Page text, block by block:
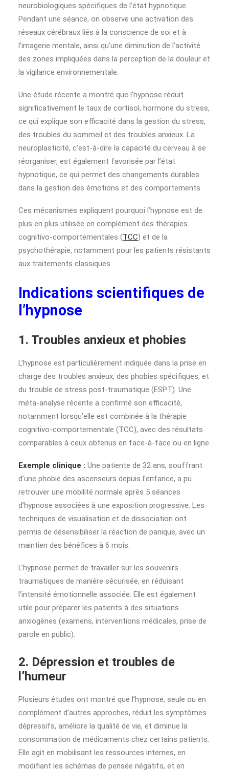
neurobiologiques spécifiques de l’état hypnotique.
Pendant une séance, on observe une activation des
réseaux cérébraux liés à la conscience de soi et à
l’imagerie mentale, ainsi qu’une diminution de l’activité
des zones impliquées dans la perception de la douleur et
la vigilance environnementale.
Une étude récente a montré que l’hypnose réduit
significativement le taux de cortisol, hormone du stress,
ce qui explique son efficacité dans la gestion du stress,
des troubles du sommeil et des troubles anxieux. La
neuroplasticité, c’est-à-dire la capacité du cerveau à se
réorganiser, est également favorisée par l’état
hypnotique, ce qui permet des changements durables
dans la gestion des émotions et des comportements.
Ces mécanismes expliquent pourquoi l’hypnose est de
plus en plus utilisée en complément des thérapies
cognitivo-comportementales (TCC) et de la
psychothérapie, notamment pour les patients résistants
aux traitements classiques.
Indications scientifiques de
l’hypnose
1. Troubles anxieux et phobies
L’hypnose est particulièrement indiquée dans la prise en
charge des troubles anxieux, des phobies spécifiques, et
du trouble de stress post-traumatique (ESPT). Une
méta-analyse récente a confirmé son efficacité,
notamment lorsqu’elle est combinée à la thérapie
cognitivo-comportementale (TCC), avec des résultats
comparables à ceux obtenus en face-à-face ou en ligne.
Exemple clinique : Une patiente de 32 ans, souffrant
d’une phobie des ascenseurs depuis l’enfance, a pu
retrouver une mobilité normale après 5 séances
d’hypnose associées à une exposition progressive. Les
techniques de visualisation et de dissociation ont
permis de désensibiliser la réaction de panique, avec un
maintien des bénéfices à 6 mois.
L’hypnose permet de travailler sur les souvenirs
traumatiques de manière sécurisée, en réduisant
l’intensité émotionnelle associée. Elle est également
utile pour préparer les patients à des situations
anxiogènes (examens, interventions médicales, prise de
parole en public).
2. Dépression et troubles de
l’humeur
Plusieurs études ont montré que l’hypnose, seule ou en
complément d’autres approches, réduit les symptômes
dépressifs, améliore la qualité de vie, et diminue la
consommation de médicaments chez certains patients.
Elle agit en mobilisant les ressources internes, en
modifiant les schémas de pensée négatifs, et en